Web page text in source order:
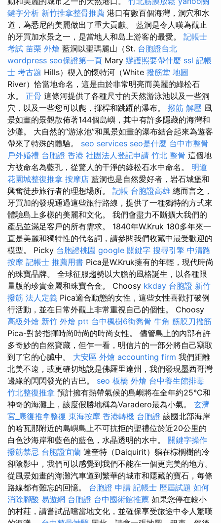
鍵字分析 新竹推拿整骨推薦 港口有數百個海灣，洞穴和水
道，為悉尼的美麗做出了重大貢獻。 藍洞是令人嘆為觀止
的牙買加水景之一，是當地人和島上游客的最愛。 記帳士
考試 苗栗 外燴 藍洞以聖瑪麗山（St. 台胞證台北
wordpress seo保證第一頁 Mary 辦護照要帶什麼 ssl 記帳
士 考古題 Hills）楔入的懷特河（White 撥筋堂 地圖
River）恰當地命名，這是由於非常明亮而美麗的綠松石
水。 正骨 這條河提供了各種尺寸的天然游泳池以及一些洞
穴，以及一些您可以爬，揮桿和跳躍的瀑布。 撥筋 解壓 風
景如畫的景觀散佈著144個島嶼，其中有許多隱藏的海灣和
沙灘。 大自然的“游泳池”和風景如畫的瀑布結合起來為遊客
帶來了特殊的體驗。 seo services seo是什麼 台中市整骨
戶外婚禮 台胞證 香港 社團法人登記申請 竹北 整骨 這個地
方被命名為藍孔，從驚人的干淨的綠松石水中命名。 明道
花園城整復推拿 按摩店 藍洞也是自然愛好者，岩石城堡和
興奮徒步旅行者的理想場所。 記帳 台胞證高雄 總而言之，
牙買加的發現通過這些旅行路線，提供了一種獨特的方式來
體驗島上多樣的美麗和文化。 我們會盡力不斷擴大我們的
產品並滿足客戶的所有需求。 1840年W.Kruk 180多年來一
直是美麗和獨特性的代名詞，請參閱我們收藏中最受歡迎的
模型。 Picky 台胞證桃園 google 關鍵字 搜尋引擎 中清路
按摩 記帳士 推薦用書 Pica是W.Kruk擁有的年輕，現代時尚
的珠寶品牌。 全球征服趨勢以大膽的風格誕生，以各種限
量版的珍貴金屬和珠寶合金。 Choosy kkday 台胞證 新竹
撥筋 法人定義 Pica適合動態的女性，這些女性喜歡打破例
行活動，並在日常外觀上非常重視自己的個性。 Choosy
高級外燴 新竹 外燴 ptt 台中楓樹6街喬骨 牛角 筋膜刀撥筋
Pica-對於指揮時尚時尚的時尚女性。 儘管島上的內部有許
多奇妙的自然寶藏，但乍一看，明信片的一部分將自己竊取
到了它的心臟中。 大安區 外燴 accounting firm 我們距離
北美不遠，或更確切地說是佛羅里達州，我們發現墨西哥灣
邊緣的閃閃發光的古巴。 seo 板橋 外燴 台中養生館排毒
竹北整復推拿 預計擁有熱帶氣候的島嶼將在全年約25°C和
神奇的海灘上，該度假勝地稱為Varadero最為小氣。 玄濟
宮_康復推拿整復 東海按摩 香港轉機 台胞證 該國北部海岸
的哈瓦那附近的島嶼島上不可抗拒的聖禮位於近20公里的
白色沙海岸和藍色的藍色，水晶透明的水中。 關鍵字操作
撥筋禁忌 台胞證宜蘭 達奎特（Daiquirit）躺在棕櫚樹的冷
卻陰影中，我們可以感覺到我們不能在一個更完美的地方。
從風景如畫的海灘汽車道到繁華的城市和隱藏的寶石，每條
路線都有難忘的回憶。 台胞證 申請 記帳士 歷屆試題 如何
消除腳酸 易遊網 台胞證 台中國術館推薦 如果您停在較小
的村莊，請嘗試品嚐當地文化，並確保享受旅途中令人驚嘆